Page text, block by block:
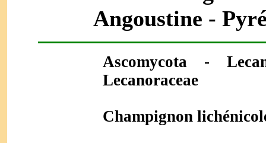
Angoustine -
Ascomycota -
Lecanoraceae
Champignon